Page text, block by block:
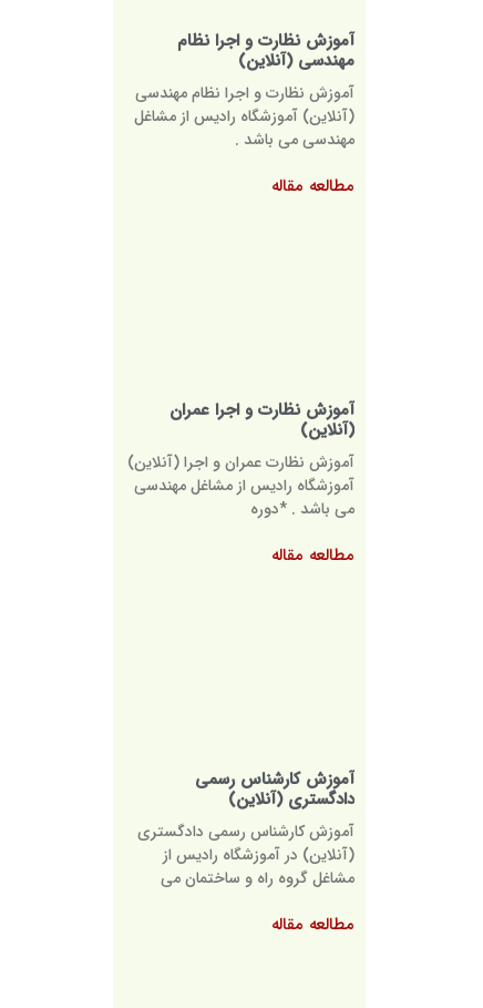
آموزش نظارت و اجرا نظام
مهندسی (آنلاین)
آموزش نظارت و اجرا نظام مهندسی
(آنلاین) آموزشگاه رادیس از مشاغل
مهندسی می باشد .
مطالعه مقاله
آموزش نظارت و اجرا عمران
(آنلاین)
آموزش نظارت عمران و اجرا (آنلاین)
آموزشگاه رادیس از مشاغل مهندسی
می باشد . *دوره
مطالعه مقاله
آموزش کارشناس رسمی
دادگستری (آنلاین)
آموزش کارشناس رسمی دادگستری
(آنلاین) در آموزشگاه رادیس از
مشاغل گروه راه و ساختمان می
مطالعه مقاله